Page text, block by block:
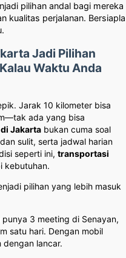
pilihan andal bagi mereka
kualitas perjalanan.
Jadi Pilihan
Waktu Anda
Jarak 10 kilometer bisa
ada yang bisa
Jakarta bukan cuma soal
sulit, serta jadwal harian
seperti ini, transportasi
kebutuhan.
pilihan yang lebih masuk
punya 3 meeting di Senayan,
satu hari. Dengan mobil
dengan lancar.